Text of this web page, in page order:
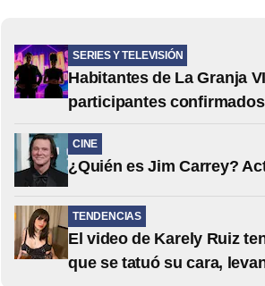
SERIES Y TELEVISIÓN
Habitantes de La Granja
participantes confirmados
CINE
¿Quién es Jim Carrey?
TENDENCIAS
El video de Karely Ruiz
que se tatuó su cara,